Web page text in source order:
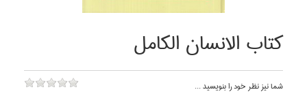
كتاب الانسان الكامل
شما نيز نظر خود را بنويسيد ...